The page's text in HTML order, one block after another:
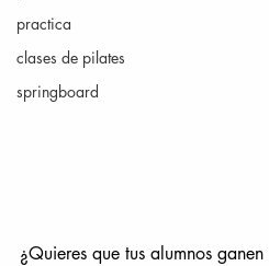
practica
clases de pilates
springboard
¿Quieres que tus alumnos